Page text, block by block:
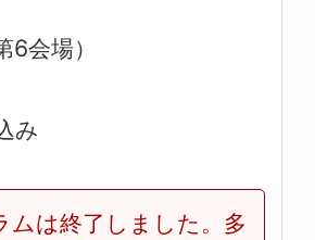
会場）
み
ムは終了しました。多